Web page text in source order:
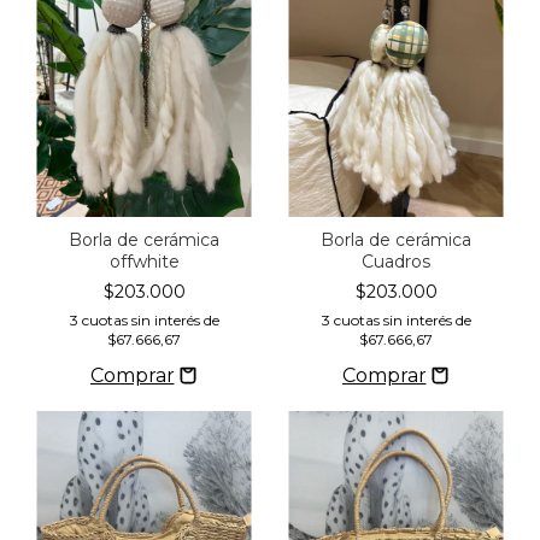
Borla de cerámica
offwhite
$203.000
3 cuotas sin interés de
$67.666,67
Borla de cerámica
Cuadros
$203.000
3 cuotas sin interés de
$67.666,67